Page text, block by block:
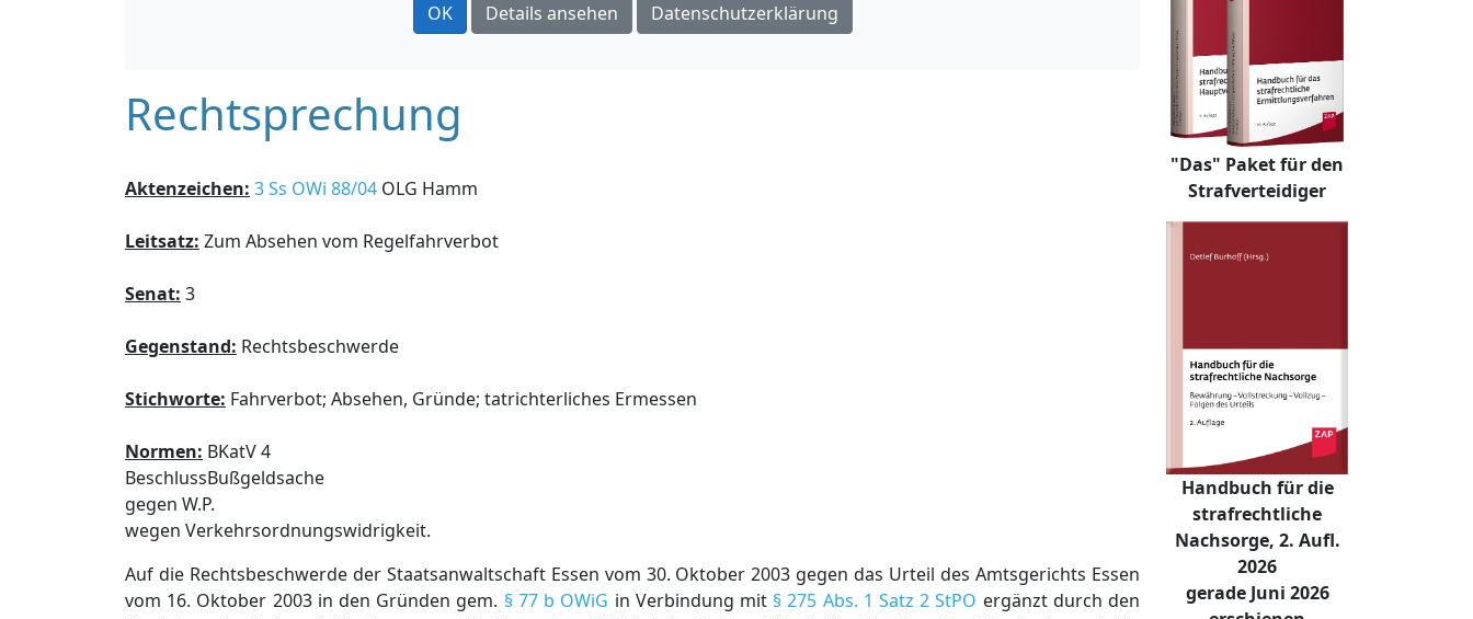
OK Details ansehen Datenschutzerklärung
Rechtsprechung
Aktenzeichen: 3 Ss OWi 88/04 OLG Hamm
Leitsatz: Zum Absehen vom Regelfahrverbot
Senat: 3
Gegenstand: Rechtsbeschwerde
Stichworte: Fahrverbot; Absehen, Gründe; tatrichterliches Ermessen
Normen: BKatV 4
BeschlussBußgeldsache
gegen W.P.
wegen Verkehrsordnungswidrigkeit.
Auf die Rechtsbeschwerde der Staatsanwaltschaft Essen vom 30. Oktober 2003 gegen das Urteil des Amtsgerichts Essen
vom 16. Oktober 2003 in den Gründen gem. § 77 b OWiG in Verbindung mit § 275 Abs. 1 Satz 2 StPO ergänzt durch den
"Das" Paket für den
Strafverteidiger
Handbuch für die
strafrechtliche
Nachsorge, 2. Aufl.
2026
gerade Juni 2026